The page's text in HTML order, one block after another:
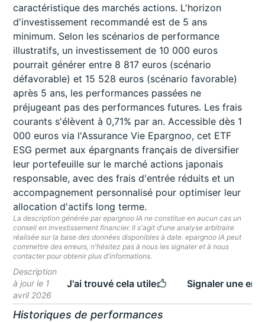
caractéristique des marchés actions. L'horizon
d'investissement recommandé est de 5 ans
minimum. Selon les scénarios de performance
illustratifs, un investissement de 10 000 euros
pourrait générer entre 8 817 euros (scénario
défavorable) et 15 528 euros (scénario favorable)
après 5 ans, les performances passées ne
préjugeant pas des performances futures. Les frais
courants s'élèvent à 0,71% par an. Accessible dès 1
000 euros via l'Assurance Vie Epargnoo, cet ETF
ESG permet aux épargnants français de diversifier
leur portefeuille sur le marché actions japonais
responsable, avec des frais d'entrée réduits et un
accompagnement personnalisé pour optimiser leur
allocation d'actifs long terme.
La description générée par epargnoo IA ne constitue en aucun cas un
conseil en investissement financier. Il s'agit d'une analyse arbitraire
réalisée sur la base des données disponibles à date. epargnoo IA peut
commettre des erreurs, n'hésitez pas à nous les signaler et à nous
contacter pour obtenir plus d'informations.
Description
à jour le 1
avril 2026
J'ai trouvé cela utile Signaler une
Historiques de performances